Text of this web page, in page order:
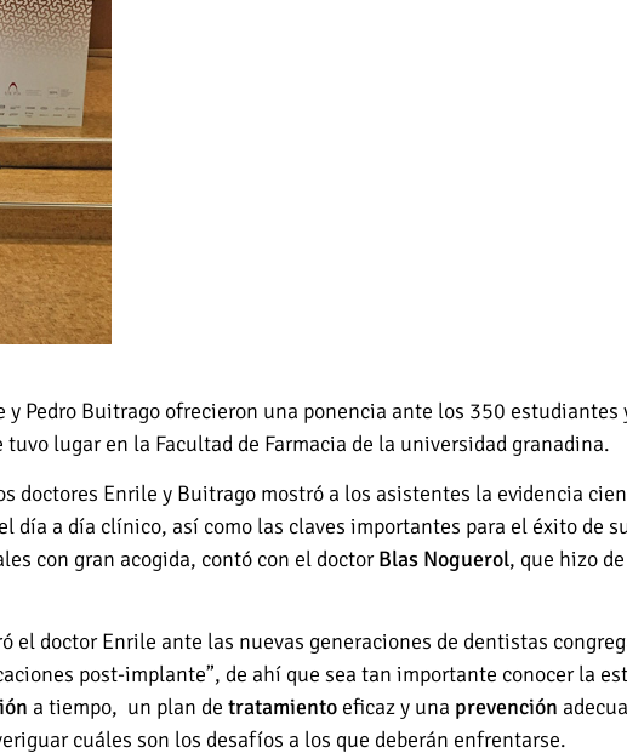
Pedro Buitrago ofrecieron una ponencia ante los 350 estudiantes
tuvo lugar en la Facultad de Farmacia de la universidad granadina.
doctores Enrile y Buitrago mostró a los asistentes la evidencia
día a día clínico, así como las claves importantes para el éxito de
con gran acogida, contó con el doctorBlas Noguerol, que hizo de
el doctor Enrile ante las nuevas generaciones de dentistas
post-implante”, de ahí que sea tan importante conocer la
a tiempo, un plan de tratamiento eficaz y una prevención
cuáles son los desafíos a los que deberán enfrentarse.